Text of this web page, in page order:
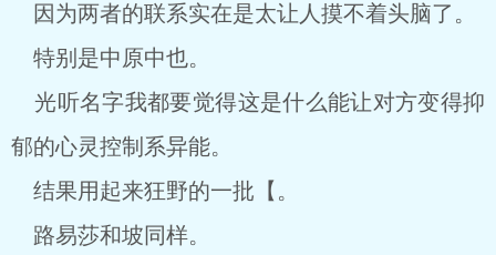
因为两者的联系实在是太让人摸不着头脑了。
特别是中原中也。
光听名字我都要觉得这是什么能让对方变得抑
郁的心灵控制系异能。
结果用起来狂野的一批【。
路易莎和坡同样。